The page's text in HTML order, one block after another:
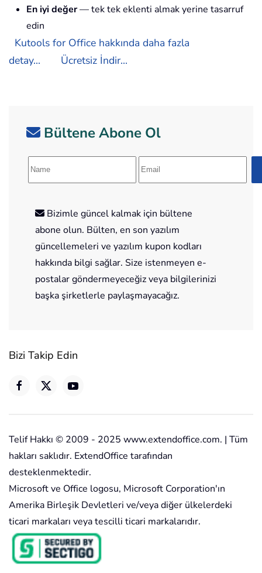
En iyi değer— tek tek eklenti almak yerine tasarruf
edin
Kutools for Office hakkında daha fazla
detay...
Ücretsiz İndir...
Bültene Abone Ol
Bizimle güncel kalmak için bültene
abone olun. Bülten, en son yazılım
güncellemeleri ve yazılım kupon kodları
hakkında bilgi sağlar. Size istenmeyen e-
postalar göndermeyeceğiz veya bilgilerinizi
başka şirketlerle paylaşmayacağız.
Bizi Takip Edin
Telif Hakkı © 2009 - 2025 www.extendoffice.com. | Tüm
hakları saklıdır. ExtendOffice tarafından
desteklenmektedir.
Microsoft ve Office logosu, Microsoft Corporation'ın
Amerika Birleşik Devletleri ve/veya diğer ülkelerdeki
ticari markaları veya tescilli ticari markalarıdır.